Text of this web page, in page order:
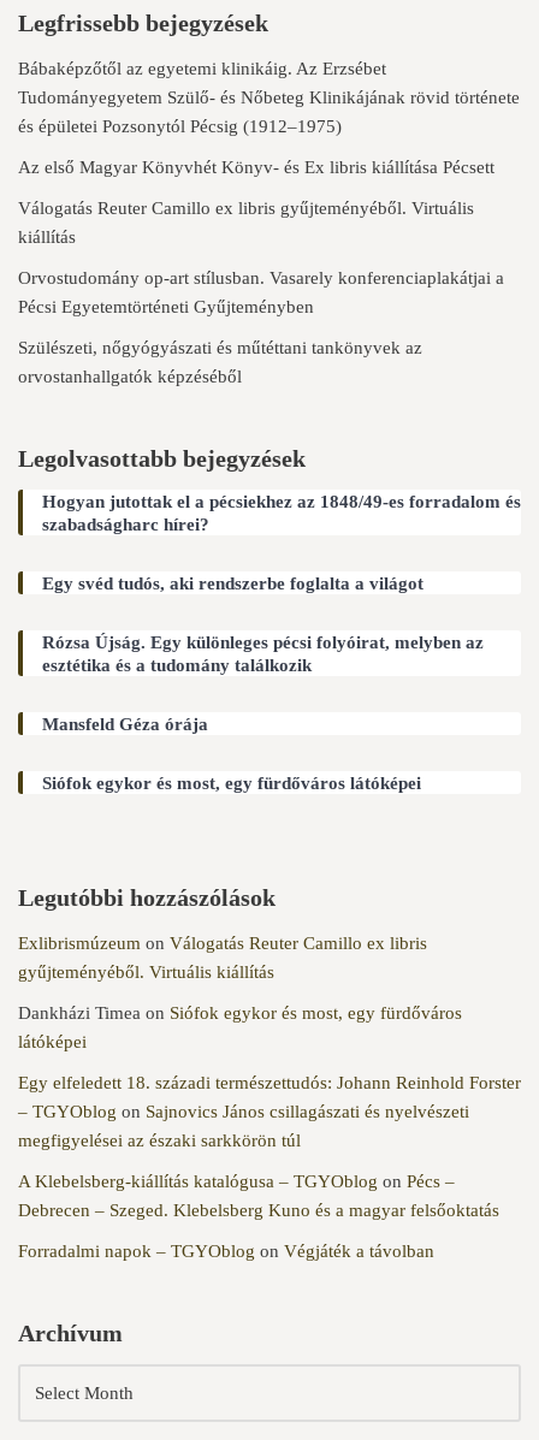
Legfrissebb bejegyzések
Bábaképzőtől az egyetemi klinikáig. Az Erzsébet
Tudományegyetem Szülő- és Nőbeteg Klinikájának rövid története
és épületei Pozsonytól Pécsig (1912–1975)
Az első Magyar Könyvhét Könyv- és Ex libris kiállítása Pécsett
Válogatás Reuter Camillo ex libris gyűjteményéből. Virtuális
kiállítás
Orvostudomány op-art stílusban. Vasarely konferenciaplakátjai a
Pécsi Egyetemtörténeti Gyűjteményben
Szülészeti, nőgyógyászati és műtéttani tankönyvek az
orvostanhallgatók képzéséből
Legolvasottabb bejegyzések
Hogyan jutottak el a pécsiekhez az 1848/49-es forradalom és
szabadságharc hírei?
Egy svéd tudós, aki rendszerbe foglalta a világot
Rózsa Újság. Egy különleges pécsi folyóirat, melyben az
esztétika és a tudomány találkozik
Mansfeld Géza órája
Siófok egykor és most, egy fürdőváros látóképei
Legutóbbi hozzászólások
Exlibrismúzeum on Válogatás Reuter Camillo ex libris
gyűjteményéből. Virtuális kiállítás
Dankházi Timea on Siófok egykor és most, egy fürdőváros
látóképei
Egy elfeledett 18. századi természettudós: Johann Reinhold Forster
– TGYOblog on Sajnovics János csillagászati és nyelvészeti
megfigyelései az északi sarkkörön túl
A Klebelsberg-kiállítás katalógusa – TGYOblog on Pécs –
Debrecen – Szeged. Klebelsberg Kuno és a magyar felsőoktatás
Forradalmi napok – TGYOblog on Végjáték a távolban
Archívum